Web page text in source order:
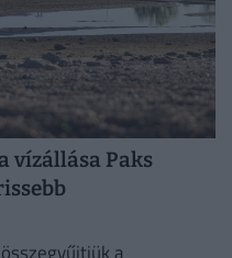
vízállása Paks
a